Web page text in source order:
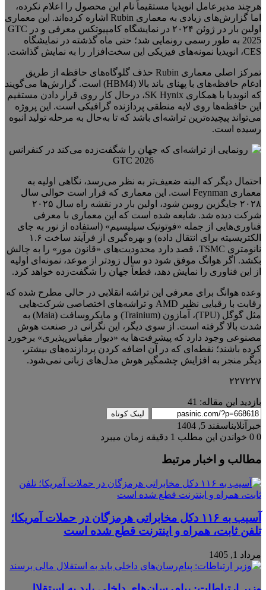
هرچند مدیرعامل انویدیا مستقیماً نام این محصول را اعلام نکرده،
اما گزارش‌های زیادی به معماری Rubin اشاره کرده‌اند. این معماری
اولین بار در ژوئن ۲۰۲۴ در نمایشگاه کامپیوتکس معرفی و در GTC
2025 به طور رسمی رونمایی شد؛ حتی ماه گذشته در نمایشگاه
CES، انویدیا نمونه‌های فیزیکی این سخت‌افزار را به نمایش گذاشت.
تمرکز اصلی معماری Rubin حذف گلوگاه‌های حافظه از طریق
ادغام حافظه‌های با پهنای باند بالا (HBM4) است. گزارش‌ها می‌گویند
که انویدیا با همکاری SK Hynix، درحال کار روی قرار دادن مستقیم
این حافظه‌ها روی لایه‌ منطقی پردازنده گرافیکی است. این پروژه
می‌تواند پیچیده‌ترین تراشه‌ای باشد که تا به‌حال به مرحله تولید انبوه
رسیده است.
احتمال دیگر که البته ضعیف‌تر به نظر می‌رسد، نگاهی اولیه به
معماری Feynman است. این معماری که قرار است حوالی سال
۲۰۲۸ جایگزین روبین شود، اولین بار در نقشه‌ راه سال ۲۰۲۵
شرکت دیده شد. شایعه شده است که این معماری با معرفی
فناوری‌هایی از جمله «فوتونیک سیلیسیم» (استفاده از نور به جای
الکتریسیته برای انتقال داده) و بهره‌گیری از فرآیند ساخت ۱.۶
نانومتری TSMC، قصد دارد محدودیت‌های «قانون مور» را به چالش
بکشد. اگر هوانگ موفق شود دو سال زودتر از موعد، نمونه‌ای اولیه
از این فناوری را نمایش دهد، قطعاً جهان را شگفت‌زده خواهد کرد.
وعده‌ هوانگ برای معرفی این تراشه‌ انقلابی در حالی مطرح شده که
رقابت با رقبایی نظیر AMD و تراشه‌های اختصاصی شرکت‌هایی
مثل گوگل (TPU)، آمازون (Trainium) و مایکروسافت (Maia) به
شدت بالا گرفته است. از سوی دیگر، این نگرانی در صنعت هوش
مصنوعی وجود دارد که پیشرفت‌ها به «دیوار مقیاس‌پذیری» برخورد
کرده باشند؛ نقطه‌ای که در آن اضافه کردن پردازنده‌های بیشتر،
دیگر منجر به افزایش چشمگیر هوش مدل‌های زبانی نمی‌شود.
۲۲۷۲۲۷
بازدید این مقاله: 41
لینک کوتاه
خبرآنلایناسفند 5, 1404
0
خواندن این مطلب 1 دقیقه زمان میبرد
مطالب و اخبار مرتبط
آسیب به ۱۱۶ دکل مخابراتی هرمزگان در حملات آمریکا؛
تلفن ثابت، همراه و اینترنت ‌قطع شده است
مرداد 1, 1405